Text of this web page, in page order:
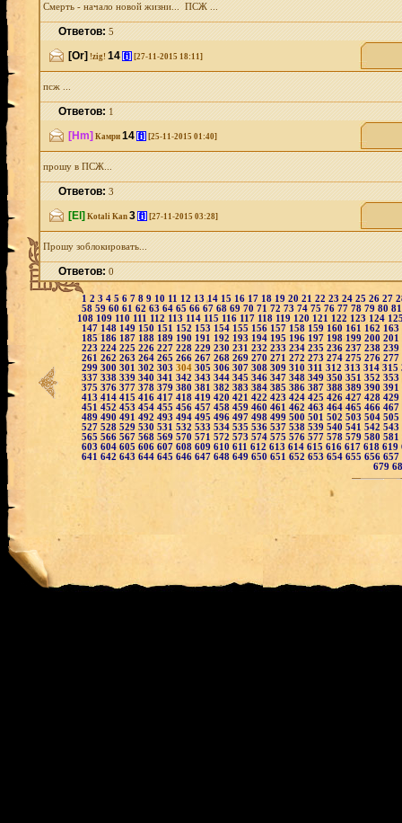
Смерть - начало новой жизни... ПСЖ ...
Ответов:5
[Or] !zig! 14 [i] [27-11-2015 18:11]
псж ...
Ответов:1
[Hm] Камри 14 [i] [25-11-2015 01:40]
прошу в ПСЖ...
Ответов:3
[El] Kotali Kan 3 [i] [27-11-2015 03:28]
Прошу зоблокировать...
Ответов:0
1 2 3 4 5 6 7 8 9 10 11 12 1314 15 16 17 18 19 20 21 22 23 24 25 26 27
58 59 60 61 62 63 64 65 66 67 68 69 70 71 72 73 74 75 76 77 78 79 80
108 109 110 111 112 113 114 115 116 117 118 119 120 121 122 123 124
147 148 149 150 151 152 153 154 155 156 157 158 159 160 161 162 163
185 186 187 188 189 190 191 192 193 194 195 196 197 198 199 200 201
223 224 225 226 227 228 229 230 231 232 233 234 235 236 237 238 239
261 262 263 264 265 266 267 268 269 270 271 272 273 274 275 276 277
299 300 301 302 303 304 305 306 307 308 309 310 311 312 313 314 315
337 338 339 340 341 342 343 344 345 346 347 348 349 350 351 352 353
375 376 377 378 379 380 381 382 383 384 385 386 387 388 389 390 391
413 414 415 416 417 418 419 420 421 422 423 424 425 426 427 428 429
451 452 453 454 455 456 457 458 459 460 461 462 463 464 465 466 467
489 490 491 492 493 494 495 496 497 498 499 500 501 502 503 504 505
527 528 529 530 531 532 533 534 535 536 537 538 539 540 541 542 543
565 566 567 568 569 570 571 572 573 574 575 576 577 578 579 580 581
603 604 605 606 607 608 609 610 611 612 613 614 615 616 617 618 619
641 642 643 644 645 646 647 648 649 650 651 652 653 654 655 656 657
679